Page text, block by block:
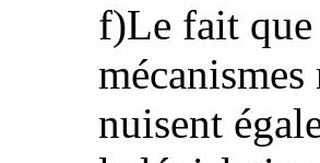
f)Le fait que
nuisent